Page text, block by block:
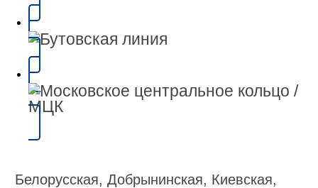
Белорусская, Добрынинская, Киевская,